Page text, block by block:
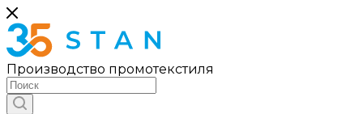
Производство промотекстиля